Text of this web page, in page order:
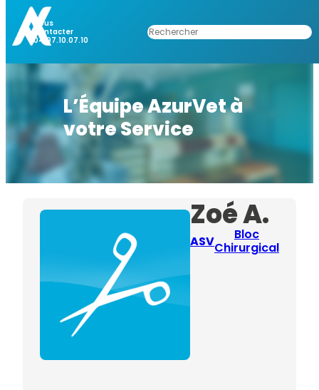
Nous
Contacter
04.97.10.07.10
Rechercher
L’Équipe AzurVet à
votre Service
Zoé A.
ASV
Bloc
Chirurgical